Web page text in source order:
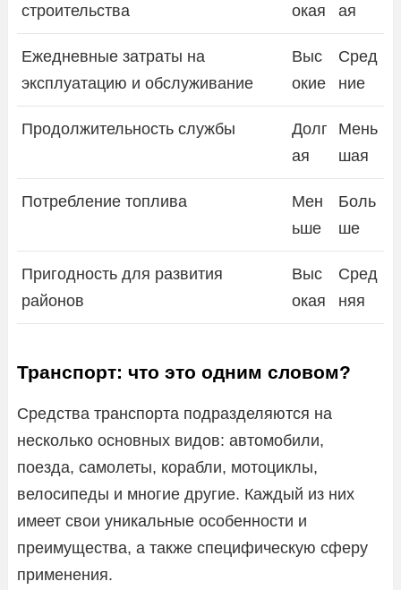
строительства
окая
ая
Ежедневные затраты на
эксплуатацию и обслуживание
Выс
окие
Сред
ние
Продолжительность службы
Долг
ая
Мень
шая
Потребление топлива
Мен
ьше
Боль
ше
Пригодность для развития
районов
Выс
окая
Сред
няя
Транспорт: что это одним словом?
Средства транспорта подразделяются на
несколько основных видов: автомобили,
поезда, самолеты, корабли, мотоциклы,
велосипеды и многие другие. Каждый из них
имеет свои уникальные особенности и
преимущества, а также специфическую сферу
применения.